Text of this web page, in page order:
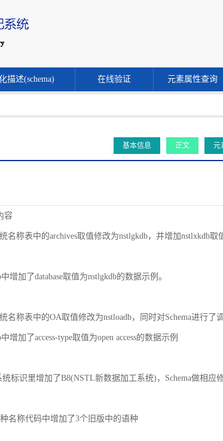
描述(schema) 在线验证 元素属性查询
基本信息 正文 元
约束
容
名称表中的archives取值修改为nstlgkdb，并增加nstlxkdb取
增加了database取值为nstlgkdb的数据示例。
名称表中的OA取值修改为nstloadb，同时对Schema进行了
增加了access-type取值为open access的数据示例
标识里增加了B8(NSTL新数据加工系统)，Schema做相应
名称代码中增加了3个旧版中的语种